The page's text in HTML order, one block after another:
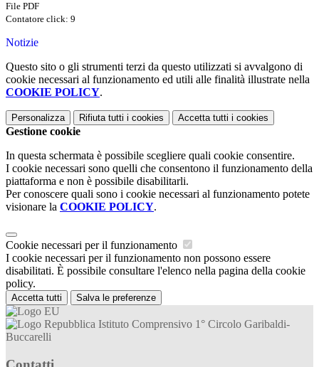
File PDF
Contatore click: 9
Notizie
Questo sito o gli strumenti terzi da questo utilizzati si avvalgono di
cookie necessari al funzionamento ed utili alle finalità illustrate nella
COOKIE POLICY.
Personalizza Rifiuta tutti i cookies Accetta tutti i cookies
Gestione cookie
In questa schermata è possibile scegliere quali cookie consentire.
I cookie necessari sono quelli che consentono il funzionamento della
piattaforma e non è possibile disabilitarli.
Per conoscere quali sono i cookie necessari al funzionamento potete
visionare la COOKIE POLICY.
Cookie necessari per il funzionamento
I cookie necessari per il funzionamento non possono essere
disabilitati. È possibile consultare l'elenco nella pagina della cookie
policy.
Accetta tutti Salva le preferenze
Istituto Comprensivo 1° Circolo Garibaldi-
Buccarelli